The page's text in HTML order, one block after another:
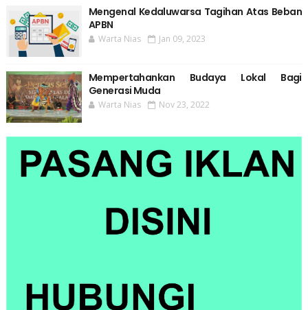
Mengenal Kedaluwarsa Tagihan Atas Beban
APBN
Warta Nias Jan 09, 2023
Mempertahankan Budaya Lokal Bagi
Generasi Muda
Warta Nias Nov 23, 2022